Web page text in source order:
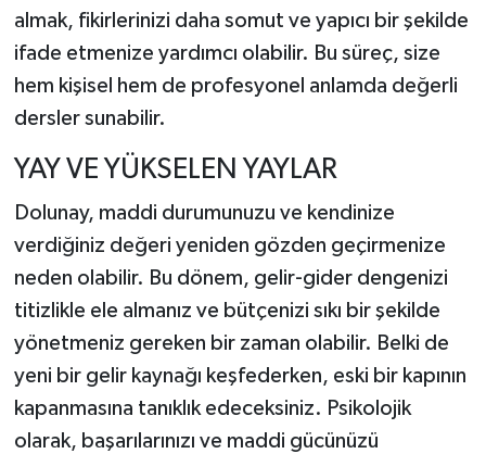
almak, fikirlerinizi daha somut ve yapıcı bir şekilde
ifade etmenize yardımcı olabilir. Bu süreç, size
hem kişisel hem de profesyonel anlamda değerli
dersler sunabilir.
YAY VE YÜKSELEN YAYLAR
Dolunay, maddi durumunuzu ve kendinize
verdiğiniz değeri yeniden gözden geçirmenize
neden olabilir. Bu dönem, gelir-gider dengenizi
titizlikle ele almanız ve bütçenizi sıkı bir şekilde
yönetmeniz gereken bir zaman olabilir. Belki de
yeni bir gelir kaynağı keşfederken, eski bir kapının
kapanmasına tanıklık edeceksiniz. Psikolojik
olarak, başarılarınızı ve maddi gücünüzü